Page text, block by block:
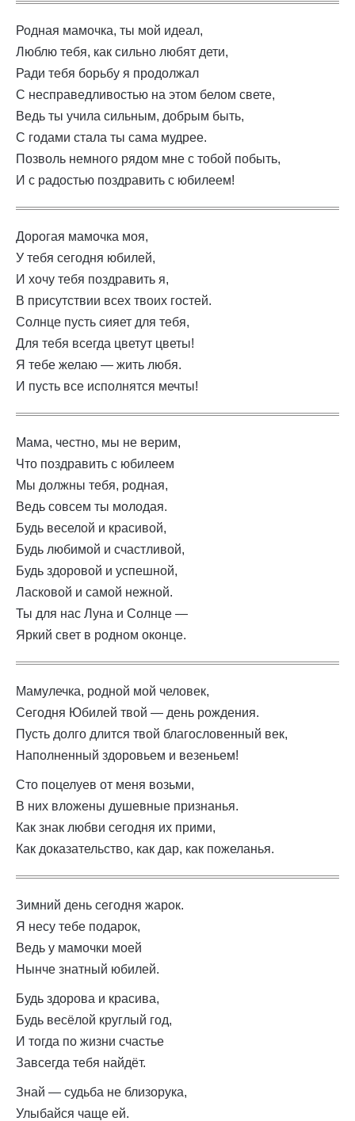
Родная мамочка, ты мой идеал,
Люблю тебя, как сильно любят дети,
Ради тебя борьбу я продолжал
C несправедливостью на этом белом свете,
Ведь ты учила сильным, добрым быть,
С годами стала ты сама мудрее.
Позволь немного рядом мне с тобой побыть,
И с радостью поздравить с юбилеем!
Дорогая мамочка моя,
У тебя сегодня юбилей,
И хочу тебя поздравить я,
В присутствии всех твоих гостей.
Солнце пусть сияет для тебя,
Для тебя всегда цветут цветы!
Я тебе желаю — жить любя.
И пусть все исполнятся мечты!
Мама, честно, мы не верим,
Что поздравить с юбилеем
Мы должны тебя, родная,
Ведь совсем ты молодая.
Будь веселой и красивой,
Будь любимой и счастливой,
Будь здоровой и успешной,
Ласковой и самой нежной.
Ты для нас Луна и Солнце —
Яркий свет в родном оконце.
Мамулечка, родной мой человек,
Сегодня Юбилей твой — день рождения.
Пусть долго длится твой благословенный век,
Наполненный здоровьем и везеньем!
Сто поцелуев от меня возьми,
В них вложены душевные признанья.
Как знак любви сегодня их прими,
Как доказательство, как дар, как пожеланья.
Зимний день сегодня жарок.
Я несу тебе подарок,
Ведь у мамочки моей
Нынче знатный юбилей.
Будь здорова и красива,
Будь весёлой круглый год,
И тогда по жизни счастье
Завсегда тебя найдёт.
Знай — судьба не близорука,
Улыбайся чаще ей.